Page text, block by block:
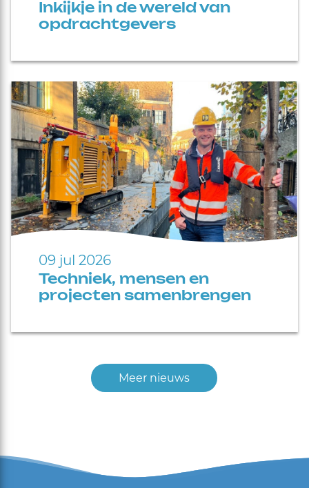
Inkijkje in de wereld van
opdrachtgevers
09 jul 2026
Techniek, mensen en
projecten samenbrengen
Meer nieuws